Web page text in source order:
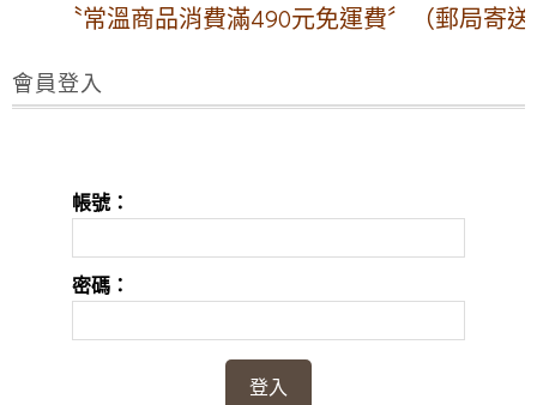
〝常溫商品消費滿490元免運費〞（郵局寄送
會員登入
帳號：
密碼：